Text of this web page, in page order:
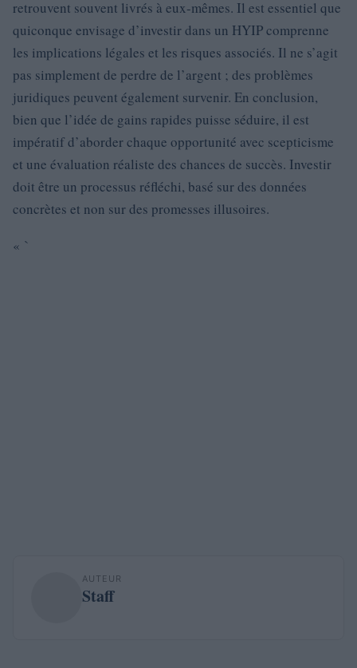
retrouvent souvent livrés à eux-mêmes. Il est essentiel que
quiconque envisage d’investir dans un HYIP comprenne
les implications légales et les risques associés. Il ne s’agit
pas simplement de perdre de l’argent ; des problèmes
juridiques peuvent également survenir. En conclusion,
bien que l’idée de gains rapides puisse séduire, il est
impératif d’aborder chaque opportunité avec scepticisme
et une évaluation réaliste des chances de succès. Investir
doit être un processus réfléchi, basé sur des données
concrètes et non sur des promesses illusoires.
« `
AUTEUR
Staff